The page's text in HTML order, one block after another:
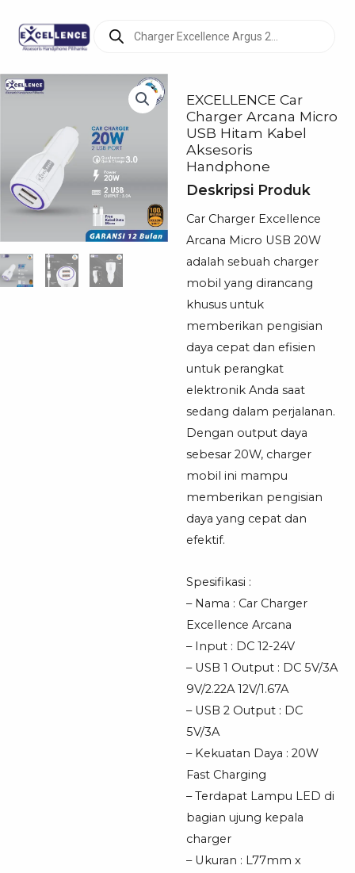
search
EXCELLENCE Car
Charger Arcana Micro
USB Hitam Kabel
Aksesoris
Handphone
Deskripsi Produk
Car Charger Excellence
Arcana Micro USB 20W
adalah sebuah charger
mobil yang dirancang
khusus untuk
memberikan pengisian
daya cepat dan efisien
untuk perangkat
elektronik Anda saat
sedang dalam perjalanan.
Dengan output daya
sebesar 20W, charger
mobil ini mampu
memberikan pengisian
daya yang cepat dan
efektif.
Spesifikasi :
– Nama : Car Charger
Excellence Arcana
– Input : DC 12-24V
– USB 1 Output : DC 5V/3A
9V/2.22A 12V/1.67A
– USB 2 Output : DC
5V/3A
– Kekuatan Daya : 20W
Fast Charging
– Terdapat Lampu LED di
bagian ujung kepala
charger
– Ukuran : L77mm x